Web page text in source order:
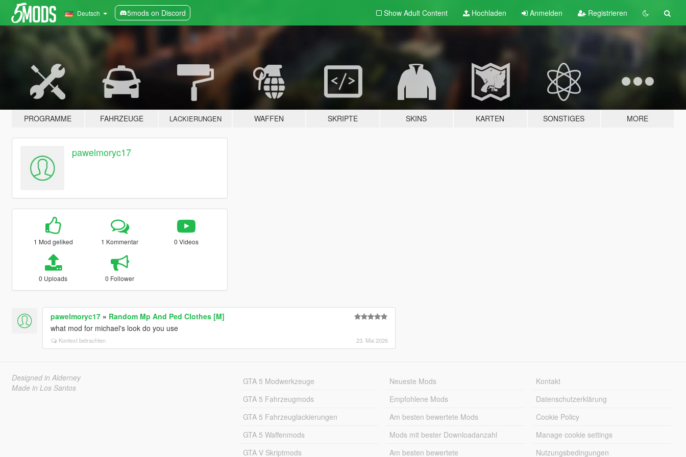
Deutsch 5mods on Discord Show Adult Content Hochladen Anmelden Registrieren
PROGRAMME FAHRZEUGE LACKIERUNGEN WAFFEN SKRIPTE SKINS KARTEN SONSTIGES MORE
pawelmoryc17
1 Mod geliked 1 Kommentar 0 Videos
0 Uploads 0 Follower
pawelmoryc17» Random Mp And Ped Clothes [M]
what mod for michael's look do you use
Kontext betrachten 23. Mai 2026
Designed in Alderney
Made in Los Santos
GTA 5 Modwerkzeuge
GTA 5 Fahrzeugmods
GTA 5 Fahrzeuglackierungen
GTA 5 Waffenmods
GTA V Skriptmods
Neueste Mods
Empfohlene Mods
Am besten bewertete Mods
Mods mit bester Downloadanzahl
Am besten bewertete
Kontakt
Datenschutzerklärung
Cookie Policy
Manage cookie settings
Nutzungsbedingungen